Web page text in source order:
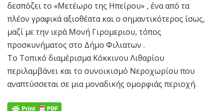
δεσπόζει το «Μετέωρο της Ηπείρου» , ένα από τα
πλέον γραφικά αξιοθέατα και ο σημαντικότερος ίσως,
μαζί με την ιερά Μονή Γιρομεριου, τόπος
προσκυνήματος στο Δήμο Φιλιατων .
Το Τοπικό διαμέρισμα Κόκκινου Λιθαρίου
περιλαμβάνει και το συνοικισμό Νεροχωρίου που
αναπτύσσεται σε μια μοναδικής ομορφιάς περιοχή.